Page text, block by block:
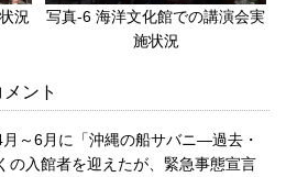
況
写真-6 海洋文化館での講演会実
施状況
ント
～6月に「沖縄の船サバニ―過去・
の入館者を迎えたが、緊急事態宣言